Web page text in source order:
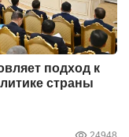
подход к
страны